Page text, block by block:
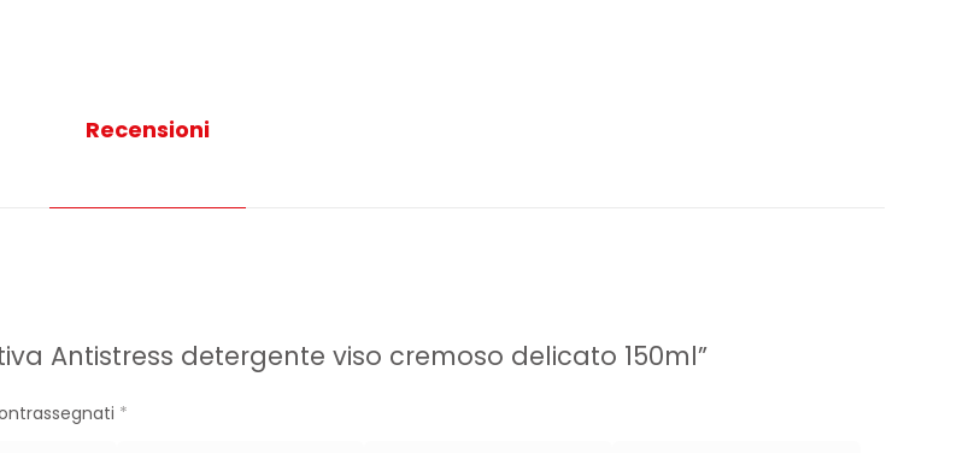
Recensioni
Antistress detergente viso cremoso delicato 150ml”
*